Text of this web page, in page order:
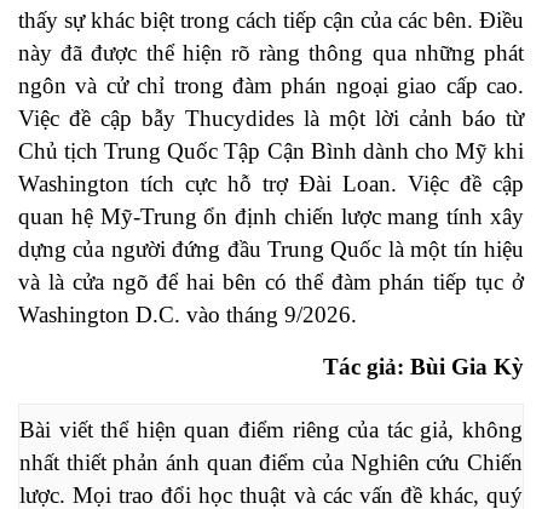
thấy sự khác biệt trong cách tiếp cận của các bên. Điều
này đã được thể hiện rõ ràng thông qua những phát
ngôn và cử chỉ trong đàm phán ngoại giao cấp cao.
Việc đề cập bẫy Thucydides là một lời cảnh báo từ
Chủ tịch Trung Quốc Tập Cận Bình dành cho Mỹ khi
Washington tích cực hỗ trợ Đài Loan. Việc đề cập
quan hệ Mỹ-Trung ổn định chiến lược mang tính xây
dựng của người đứng đầu Trung Quốc là một tín hiệu
và là cửa ngõ để hai bên có thể đàm phán tiếp tục ở
Washington D.C. vào tháng 9/2026.
Tác giả: Bùi Gia Kỳ
Bài viết thể hiện quan điểm riêng của tác giả, không
nhất thiết phản ánh quan điểm của Nghiên cứu Chiến
lược. Mọi trao đổi học thuật và các vấn đề khác, quý